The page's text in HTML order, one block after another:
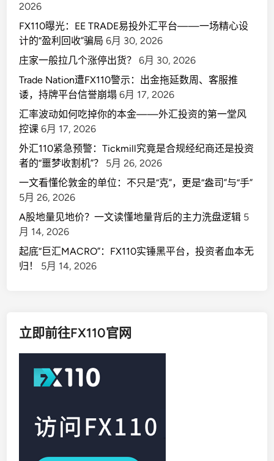
2026
FX110曝光：EE TRADE易投外汇平台——一场精心设
计的“盈利回收”骗局 6月 30, 2026
庄家一般拉几个涨停出货？
6月 30, 2026
Trade Nation遭FX110警示：出金拖延数周、客服推
诿，持牌平台信誉崩塌 6月 17, 2026
汇率波动如何吃掉你的本金——外汇投资的第一堂风
控课 6月 17, 2026
外汇110紧急预警：Tickmill究竟是合规经纪商还是投资
者的“噩梦收割机”？
5月 26, 2026
一文看懂伦敦金的单位：不只是“克”，更是“盎司”与“手”
5月 26, 2026
A股地量见地价？一文读懂地量背后的主力洗盘逻辑 5
月 14, 2026
起底“巨汇MACRO”：FX110实锤黑平台，投资者血本无
归！
5月 14, 2026
立即前往FX110官网